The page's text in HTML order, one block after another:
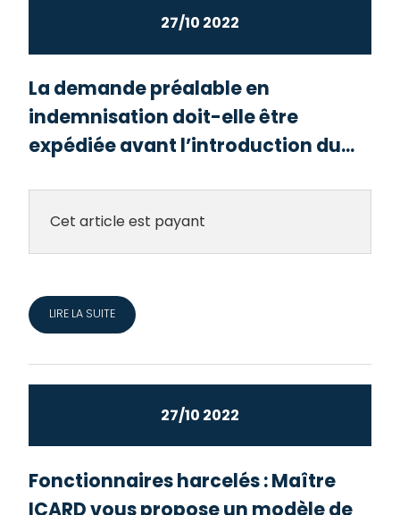
27/10 2022
La demande préalable en
indemnisation doit-elle être
expédiée avant l’introduction du...
Cet article est payant
LIRE LA SUITE
27/10 2022
Fonctionnaires harcelés : Maître
ICARD vous propose un modèle de